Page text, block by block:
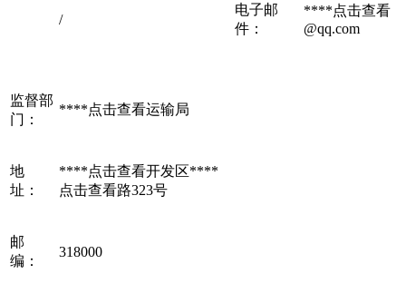
/
电子邮
件：
****点击查看
@qq.com
监督部
门：
****点击查看运输局
地
址：
****点击查看开发区****
点击查看路323号
邮
编：
318000